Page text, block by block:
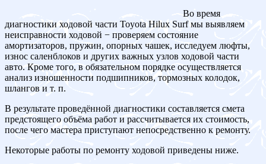
Во время
диагностики ходовой части Toyota Hilux Surf мы выявляем
неисправности ходовой − проверяем состояние
амортизаторов, пружин, опорных чашек, исследуем люфты,
износ саленблоков и других важных узлов ходовой части
авто. Кроме того, в обязательном порядке осуществляется
анализ изношенности подшипников, тормозных колодок,
шлангов и т. п.
В результате проведённой диагностики составляется смета
предстоящего объёма работ и рассчитывается их стоимость,
после чего мастера приступают непосредственно к ремонту.
Некоторые работы по ремонту ходовой приведены ниже.